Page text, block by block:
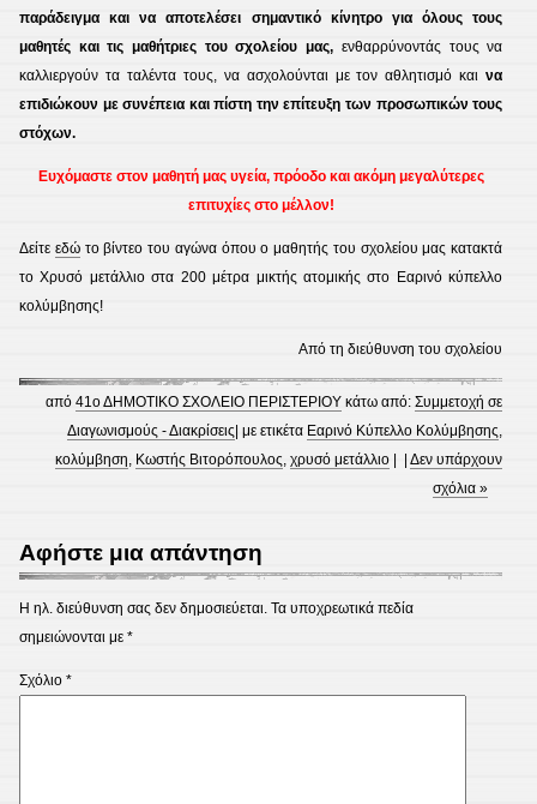
παράδειγμα και να αποτελέσει σημαντικό κίνητρο για όλους τους
μαθητές και τις μαθήτριες του σχολείου μας, ενθαρρύνοντάς τους να
καλλιεργούν τα ταλέντα τους, να ασχολούνται με τον αθλητισμό καινα
επιδιώκουν με συνέπεια και πίστη την επίτευξη των προσωπικών τους
στόχων.
Ευχόμαστε στον μαθητή μας υγεία, πρόοδο και ακόμη μεγαλύτερες
επιτυχίες στο μέλλον!
Δείτε εδώτο βίντεο του αγώνα όπου ο μαθητής του σχολείου μας κατακτά
τo Χρυσό μετάλλιο στα 200 μέτρα μικτής ατομικής στο Εαρινό κύπελλο
κολύμβησης!
Από τη διεύθυνση του σχολείου
από41ο ΔΗΜΟΤΙΚΟ ΣΧΟΛΕΙΟ ΠΕΡΙΣΤΕΡΙΟΥ κάτω από:Συμμετοχή σε
Διαγωνισμούς - Διακρίσεις | με ετικέτα Εαρινό Κύπελλο Κολύμβησης,
κολύμβηση, Κωστής Βιτορόπουλος,χρυσό μετάλλιο | |Δεν υπάρχουν
σχόλια »
Αφήστε μια απάντηση
Η ηλ. διεύθυνση σας δεν δημοσιεύεται. Τα υποχρεωτικά πεδία
σημειώνονται με *
Σχόλιο *